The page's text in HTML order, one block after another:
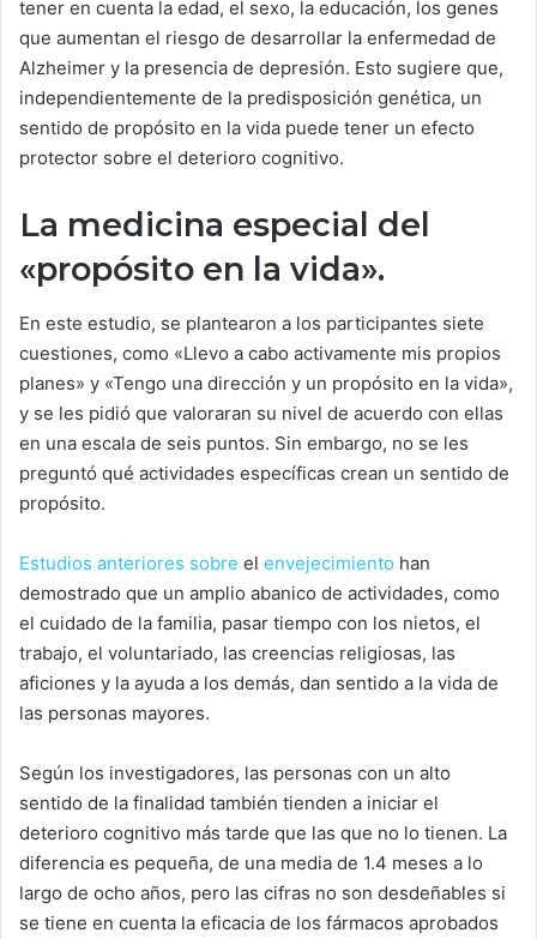
tener en cuenta la edad, el sexo, la educación, los genes
que aumentan el riesgo de desarrollar la enfermedad de
Alzheimer y la presencia de depresión. Esto sugiere que,
independientemente de la predisposición genética, un
sentido de propósito en la vida puede tener un efecto
protector sobre el deterioro cognitivo.
La medicina especial del
«propósito en la vida».
En este estudio, se plantearon a los participantes siete
cuestiones, como «Llevo a cabo activamente mis propios
planes» y «Tengo una dirección y un propósito en la vida»,
y se les pidió que valoraran su nivel de acuerdo con ellas
en una escala de seis puntos. Sin embargo, no se les
preguntó qué actividades específicas crean un sentido de
propósito.
Estudios anteriores sobre el envejecimiento han
demostrado que un amplio abanico de actividades, como
el cuidado de la familia, pasar tiempo con los nietos, el
trabajo, el voluntariado, las creencias religiosas, las
aficiones y la ayuda a los demás, dan sentido a la vida de
las personas mayores.
Según los investigadores, las personas con un alto
sentido de la finalidad también tienden a iniciar el
deterioro cognitivo más tarde que las que no lo tienen. La
diferencia es pequeña, de una media de 1.4 meses a lo
largo de ocho años, pero las cifras no son desdeñables si
se tiene en cuenta la eficacia de los fármacos aprobados